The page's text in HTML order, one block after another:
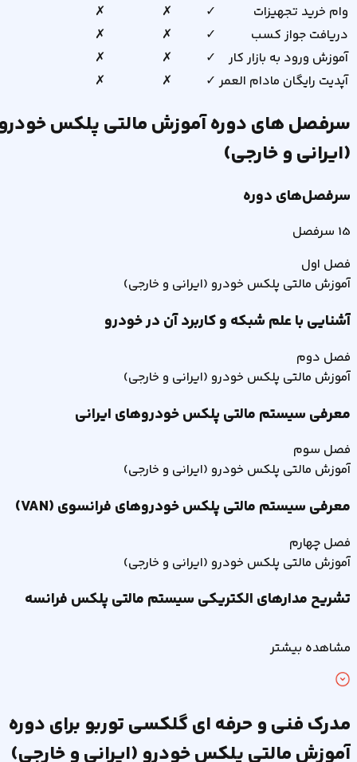
وام خرید تجهیزات
✓
✗
✗
دریافت جواز کسب
✓
✗
✗
آموزش ورود به بازار کار
✓
✗
✗
آپدیت رایگان مادام العمر ✓
✗
✗
سرفصل های دورهآموزش مالتی پلکس
(ایرانی و خارجی)
سرفصل‌های دوره
15 سرفصل
فصل اول
آموزش مالتی پلکس خودرو (ایرانی و خارجی)
آشنایی با علم شبکه و کاربرد آن در خودرو
فصل دوم
آموزش مالتی پلکس خودرو (ایرانی و خارجی)
معرفی سیستم مالتی پلکس خودروهای ایرانی
فصل سوم
آموزش مالتی پلکس خودرو (ایرانی و خارجی)
معرفی سیستم مالتی پلکس خودروهای فرانسوی (VAN)
فصل چهارم
آموزش مالتی پلکس خودرو (ایرانی و خارجی)
تشریح مدارهای الکتریکی سیستم مالتی پلکس فرانسه
مشاهده بیشتر
مدرک فنی و حرفه ای گلکسی توربو برای دوره
آموزش مالتی پلکس خودرو (ایرانی و خارجی)